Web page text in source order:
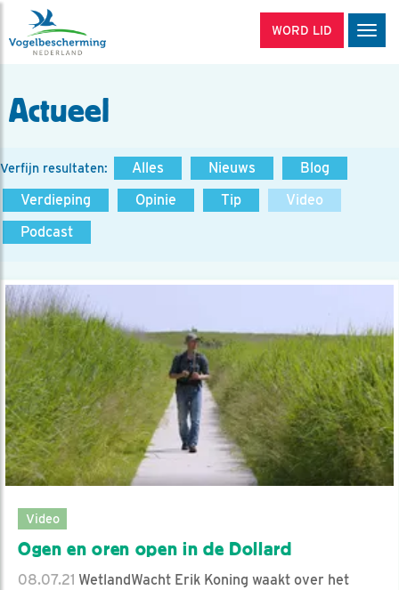
WORD LID
Actueel
Verfijn resultaten: Alles Nieuws
Blog
Verdieping
Opinie Tip
Video
Podcast
Video
Ogen en oren open in de Dollard
08.07.21 WetlandWacht Erik Koning waakt over het